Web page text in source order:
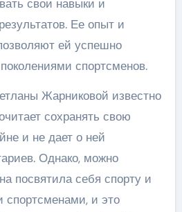
свои навыки и
Ее опыт и
ей успешно
спортсменов.
Жарниковой известно
сохранять свою
и не дает о ней
Однако, можно
посвятила себя спорту и
и это